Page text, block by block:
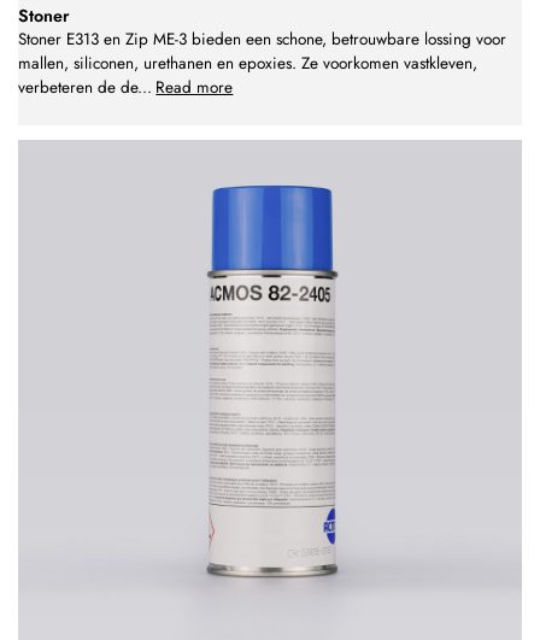
Stoner
Stoner E313 en Zip ME-3 bieden een schone, betrouwbare lossing voor
mallen, siliconen, urethanen en epoxies. Ze voorkomen vastkleven,
verbeteren de de... Read more